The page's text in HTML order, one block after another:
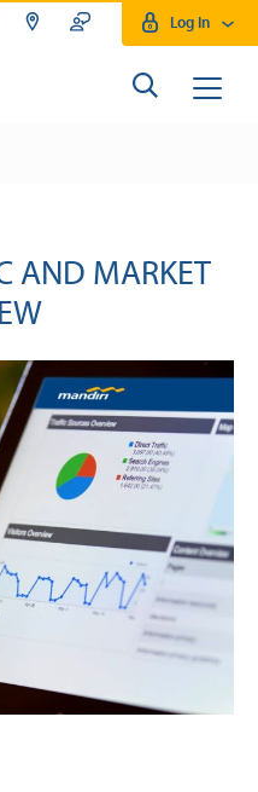
Log In
AND MARKET